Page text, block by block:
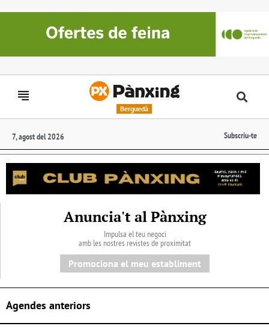
Berguedà
7, agost del 2026 Subscriu-te
Anuncia't al Pànxing
Impulsa el teu negoci
amb les nostres revistes de proximitat
Promociona el meu establiment
Agendes anteriors